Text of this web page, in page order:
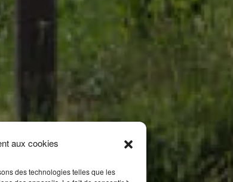
aux cookies
des technologies telles que les